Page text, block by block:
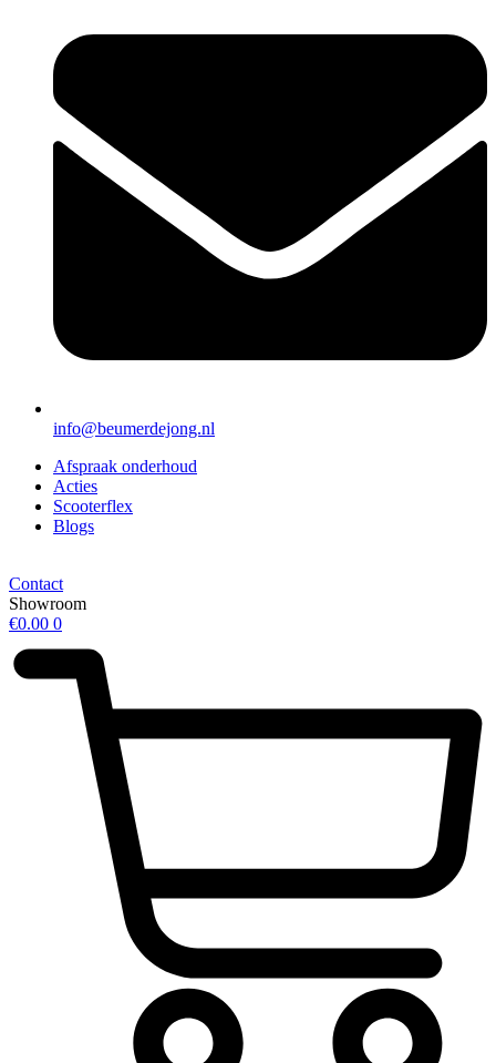
info@beumerdejong.nl
Afspraak onderhoud
Acties
Scooterflex
Blogs
Contact
Showroom
€0.00 0